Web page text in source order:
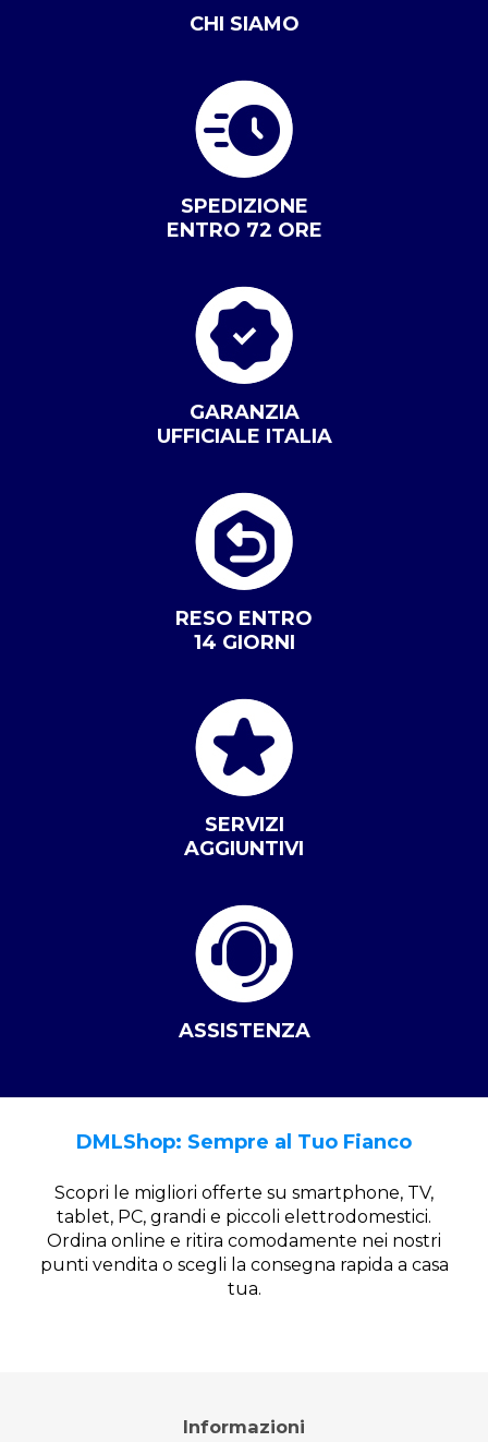
CHI SIAMO
SPEDIZIONE
ENTRO 72 ORE
GARANZIA
UFFICIALE ITALIA
RESO ENTRO
14 GIORNI
SERVIZI
AGGIUNTIVI
ASSISTENZA
DMLShop: Sempre al Tuo Fianco
Scopri le migliori offerte su smartphone, TV,
tablet, PC, grandi e piccoli elettrodomestici.
Ordina online e ritira comodamente nei nostri
punti vendita o scegli la consegna rapida a casa
tua.
Informazioni